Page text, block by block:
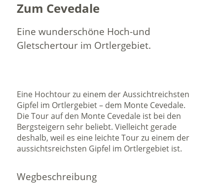
Zum Cevedale
Eine wunderschöne Hoch-und
Gletschertour im Ortlergebiet.
Eine Hochtour zu einem der Aussichtreichsten
Gipfel im Ortlergebiet – dem Monte Cevedale.
Die Tour auf den Monte Cevedale ist bei den
Bergsteigern sehr beliebt. Vielleicht gerade
deshalb, weil es eine leichte Tour zu einem der
aussichtsreichsten Gipfel im Ortlergebiet ist.
Wegbeschreibung